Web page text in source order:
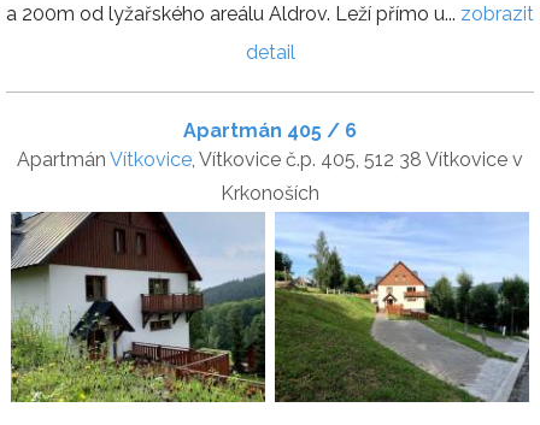
a 200m od lyžařského areálu Aldrov. Leží přímo u... zobrazit
detail
Apartmán 405 / 6
Apartmán Vítkovice , Vítkovice č.p. 405, 512 38 Vítkovice v
Krkonoších